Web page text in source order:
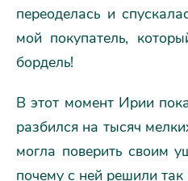
переоделась и
мой покупатель,
бордель!
В этот момент Ирии
разбился на тысяч
могла поверить своим
почему с ней решили так